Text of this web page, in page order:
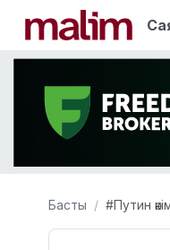
Басты #Путин